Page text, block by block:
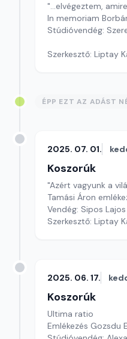
"...elvégeztem,
In memoriam
Stúdióvendég:
Szerkesztő: Liptay
ÉPP EZT AZ ADÁST
2025. 07. 01.
Koszorúk
"Azért vagyunk a
Tamási Áron
Vendég: Sipos
Szerkesztő: Liptay
2025. 06. 17.
Koszorúk
Ultima ratio
Emlékezés Gozsdu